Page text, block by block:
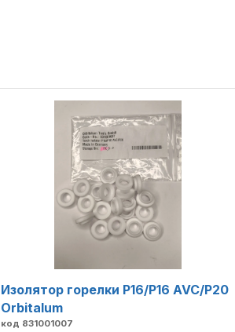
Изолятор горелки P16/P16 AVC/P20
Orbitalum
код 831001007